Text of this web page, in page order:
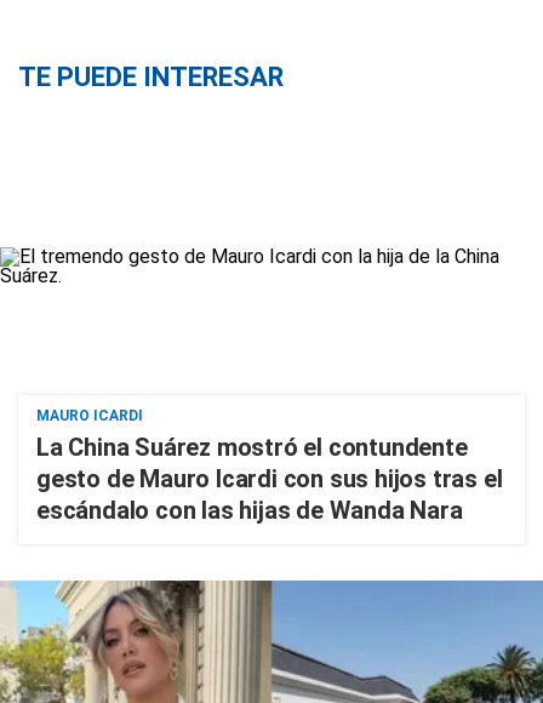
TE PUEDE INTERESAR
MAURO ICARDI
La China Suárez mostró el contundente
gesto de Mauro Icardi con sus hijos tras el
escándalo con las hijas de Wanda Nara